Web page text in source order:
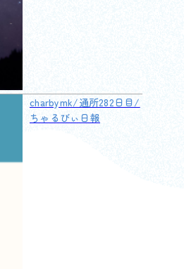
charbymk/通所282日目/
ちゃるびぃ日報